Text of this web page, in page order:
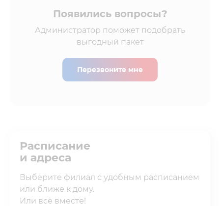
Появились вопросы?
Администратор поможет подобрать
выгодный пакет
Перезвоните мне
Расписание
и адреса
Выберите филиал с удобным расписанием
или ближе к дому.
Или всё вместе!